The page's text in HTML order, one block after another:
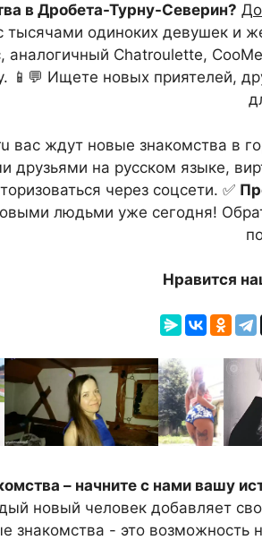
в Дробета-Турну-Северин?
тысячами одиноких девушек и
аналогичный Chatroulette,
📱💬 Ищете новых приятелей,
вас ждут новые знакомства в
друзьями на русском языке,
через соцсети. ✅
людьми уже сегодня!
Нравится
– начните с нами вашу
новый человек добавляет
знакомства - это возможность